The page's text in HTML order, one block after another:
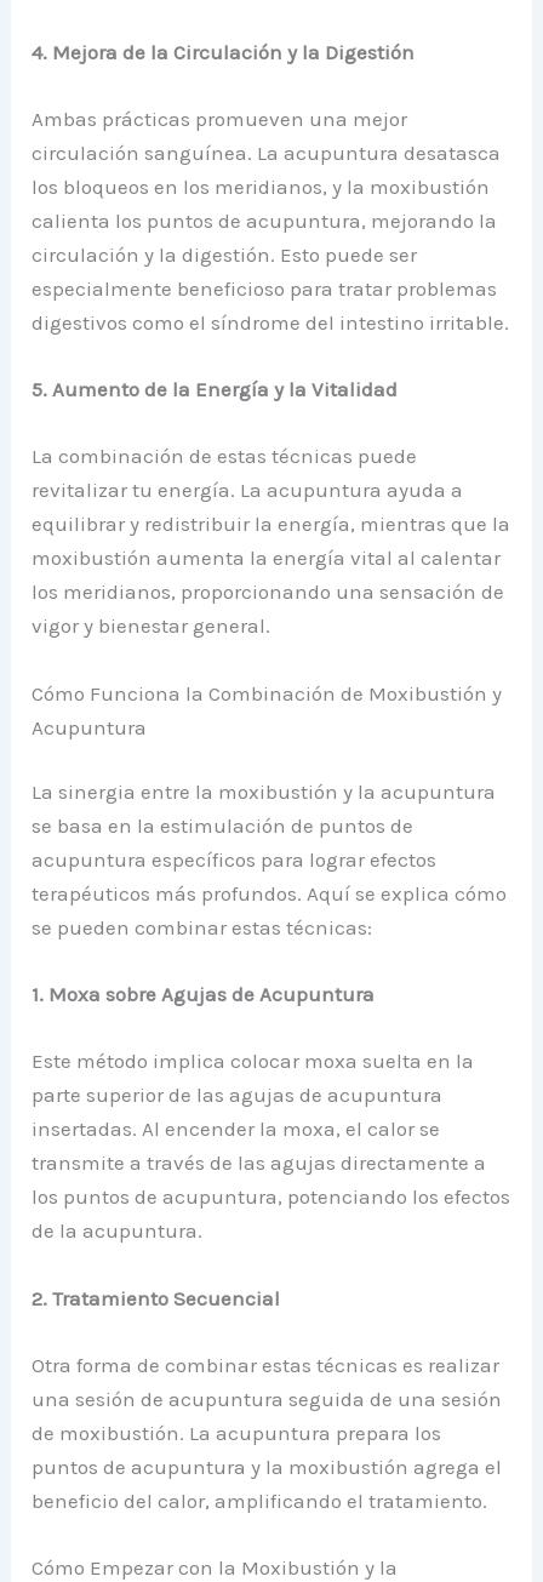
4. Mejora de la Circulación y la Digestión
Ambas prácticas promueven una mejor
circulación sanguínea. La acupuntura desatasca
los bloqueos en los meridianos, y la moxibustión
calienta los puntos de acupuntura, mejorando la
circulación y la digestión. Esto puede ser
especialmente beneficioso para tratar problemas
digestivos como el síndrome del intestino irritable.
5. Aumento de la Energía y la Vitalidad
La combinación de estas técnicas puede
revitalizar tu energía. La acupuntura ayuda a
equilibrar y redistribuir la energía, mientras que la
moxibustión aumenta la energía vital al calentar
los meridianos, proporcionando una sensación de
vigor y bienestar general.
Cómo Funciona la Combinación de Moxibustión y
Acupuntura
La sinergia entre la moxibustión y la acupuntura
se basa en la estimulación de puntos de
acupuntura específicos para lograr efectos
terapéuticos más profundos. Aquí se explica cómo
se pueden combinar estas técnicas:
1. Moxa sobre Agujas de Acupuntura
Este método implica colocar moxa suelta en la
parte superior de las agujas de acupuntura
insertadas. Al encender la moxa, el calor se
transmite a través de las agujas directamente a
los puntos de acupuntura, potenciando los efectos
de la acupuntura.
2. Tratamiento Secuencial
Otra forma de combinar estas técnicas es realizar
una sesión de acupuntura seguida de una sesión
de moxibustión. La acupuntura prepara los
puntos de acupuntura y la moxibustión agrega el
beneficio del calor, amplificando el tratamiento.
Cómo Empezar con la Moxibustión y la